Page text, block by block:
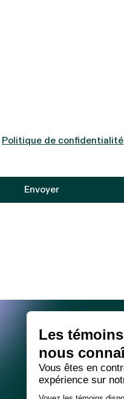
Politique de confidentialité